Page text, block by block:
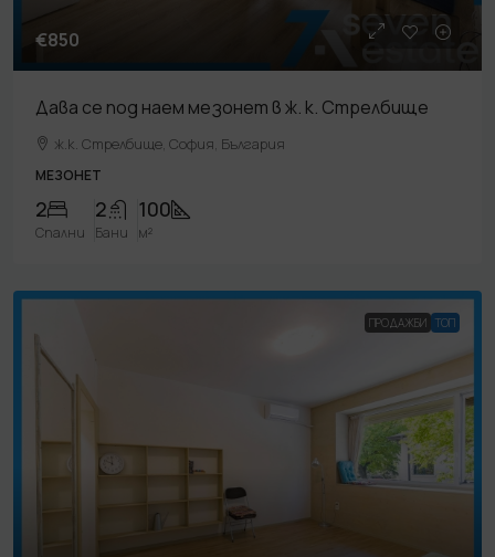
€850
Дава се под наем мезонет в ж. к. Стрелбище
ж.к. Стрелбище, София, България
МЕЗОНЕТ
2
Спални
2
Бани
100
м²
ПРОДАЖБИ TOП